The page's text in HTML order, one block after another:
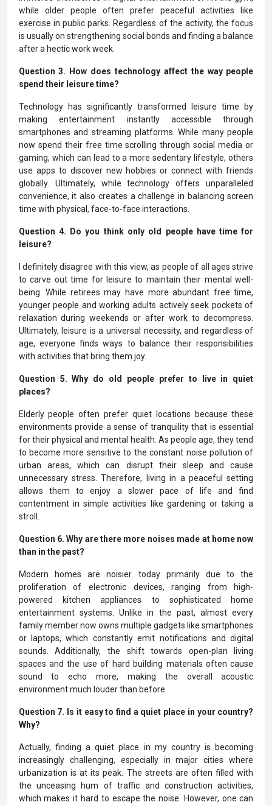
while older people often prefer peaceful activities like
exercise in public parks. Regardless of the activity, the focus
is usually on strengthening social bonds and finding a balance
after a hectic work week.
Question 3. How does technology affect the way people
spend their leisure time?
Technology has significantly transformed leisure time by
making entertainment instantly accessible through
smartphones and streaming platforms. While many people
now spend their free time scrolling through social media or
gaming, which can lead to a more sedentary lifestyle, others
use apps to discover new hobbies or connect with friends
globally. Ultimately, while technology offers unparalleled
convenience, it also creates a challenge in balancing screen
time with physical, face-to-face interactions.
Question 4. Do you think only old people have time for
leisure?
I definitely disagree with this view, as people of all ages strive
to carve out time for leisure to maintain their mental well-
being. While retirees may have more abundant free time,
younger people and working adults actively seek pockets of
relaxation during weekends or after work to decompress.
Ultimately, leisure is a universal necessity, and regardless of
age, everyone finds ways to balance their responsibilities
with activities that bring them joy.
Question 5. Why do old people prefer to live in quiet
places?
Elderly people often prefer quiet locations because these
environments provide a sense of tranquility that is essential
for their physical and mental health. As people age, they tend
to become more sensitive to the constant noise pollution of
urban areas, which can disrupt their sleep and cause
unnecessary stress. Therefore, living in a peaceful setting
allows them to enjoy a slower pace of life and find
contentment in simple activities like gardening or taking a
stroll.
Question 6. Why are there more noises made at home now
than in the past?
Modern homes are noisier today primarily due to the
proliferation of electronic devices, ranging from high-
powered kitchen appliances to sophisticated home
entertainment systems. Unlike in the past, almost every
family member now owns multiple gadgets like smartphones
or laptops, which constantly emit notifications and digital
sounds. Additionally, the shift towards open-plan living
spaces and the use of hard building materials often cause
sound to echo more, making the overall acoustic
environment much louder than before.
Question 7. Is it easy to find a quiet place in your country?
Why?
Actually, finding a quiet place in my country is becoming
increasingly challenging, especially in major cities where
urbanization is at its peak. The streets are often filled with
the unceasing hum of traffic and construction activities,
which makes it hard to escape the noise. However, one can